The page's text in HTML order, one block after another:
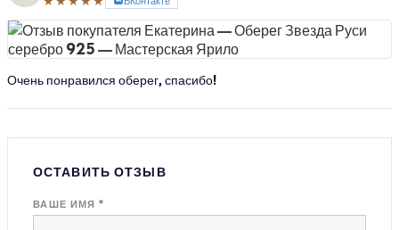
Очень понравился оберег, спасибо!
ОСТАВИТЬ ОТЗЫВ
ВАШЕ ИМЯ *